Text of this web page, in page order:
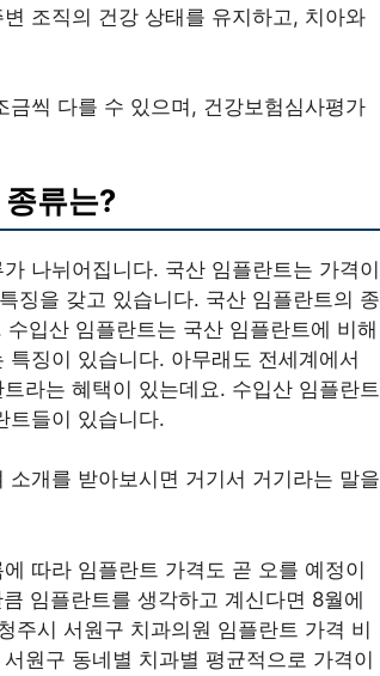
조직의 건강 상태를 유지하고, 치아와
씩 다를 수 있으며, 건강보험심사평가
류는?
나뉘어집니다. 국산 임플란트는 가격이
징을 갖고 있습니다. 국산 임플란트의 종
입산 임플란트는 국산 임플란트에 비해
징이 있습니다. 아무래도 전세계에서
라는 혜택이 있는데요. 수입산 임플란트
트들이 있습니다.
개를 받아보시면 거기서 거기라는 말을
따라 임플란트 가격도 곧 오를 예정이
임플란트를 생각하고 계신다면 8월에
주시 서원구 치과의원 임플란트 가격 비
원구 동네별 치과별 평균적으로 가격이